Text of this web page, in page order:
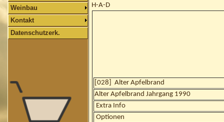
Weinbau
Kontakt
Datenschutzerk.
H-A-D
028
Alter Apfelbrand
Alter Apfelbrand Jahrgang 1990
Extra Info
Optionen